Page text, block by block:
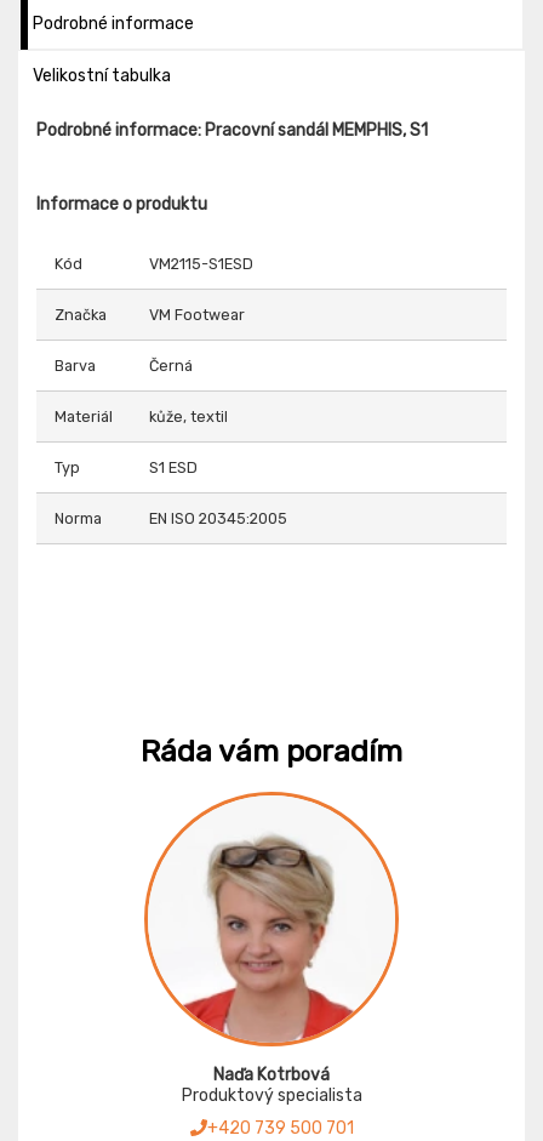
Podrobné informace
Velikostní tabulka
Podrobné informace: Pracovní sandál MEMPHIS, S1
Informace o produktu
Kód VM2115-S1ESD
Značka VM Footwear
Barva Černá
Materiál kůže, textil
Typ S1 ESD
Norma EN ISO 20345:2005
Ráda vám poradím
Naďa Kotrbová
Produktový specialista
+420 739 500 701